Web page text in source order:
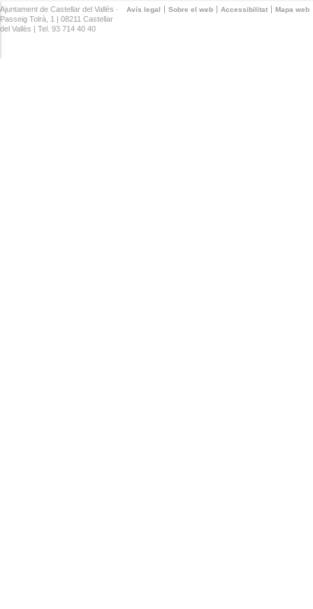
Avís legal Sobre el web Accessibilitat Mapa web
Ajuntament de Castellar del Vallès ·
Passeig Tolrà, 1 | 08211 Castellar
del Vallès | Tel. 93 714 40 40